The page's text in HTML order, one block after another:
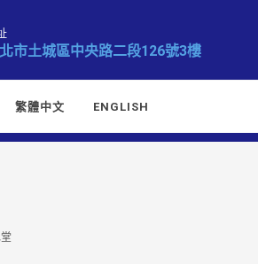
市土城區中央路二段126號3樓
繁體中文 ENGLISH